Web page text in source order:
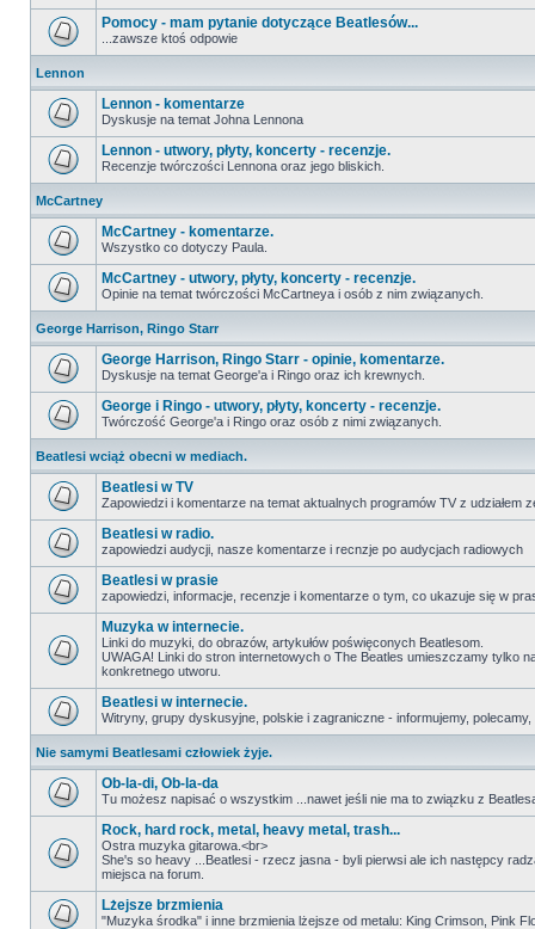
Pomocy - mam pytanie dotyczące Beatlesów...
...zawsze ktoś odpowie
Lennon
Lennon - komentarze
Dyskusje na temat Johna Lennona
Lennon - utwory, płyty, koncerty - recenzje.
Recenzje twórczości Lennona oraz jego bliskich.
McCartney
McCartney - komentarze.
Wszystko co dotyczy Paula.
McCartney - utwory, płyty, koncerty - recenzje.
Opinie na temat twórczości McCartneya i osób z nim związanych.
George Harrison, Ringo Starr
George Harrison, Ringo Starr - opinie, komentarze.
Dyskusje na temat George'a i Ringo oraz ich krewnych.
George i Ringo - utwory, płyty, koncerty - recenzje.
Twórczość George'a i Ringo oraz osób z nimi związanych.
Beatlesi wciąż obecni w mediach.
Beatlesi w TV
Zapowiedzi i komentarze na temat aktualnych programów TV z udziałem
Beatlesi w radio.
zapowiedzi audycji, nasze komentarze i recnzje po audycjach radiowych
Beatlesi w prasie
zapowiedzi, informacje, recenzje i komentarze o tym, co ukazuje się w
Muzyka w internecie.
Linki do muzyki, do obrazów, artykułów poświęconych Beatlesom.
UWAGA! Linki do stron internetowych o The Beatles umieszczamy tylko
konkretnego utworu.
Beatlesi w internecie.
Witryny, grupy dyskusyjne, polskie i zagraniczne - informujemy, polecamy,
Nie samymi Beatlesami człowiek żyje.
Ob-la-di, Ob-la-da
Tu możesz napisać o wszystkim ...nawet jeśli nie ma to związku z
Rock, hard rock, metal, heavy metal, trash...
Ostra muzyka gitarowa.<br>
She's so heavy ...Beatlesi - rzecz jasna - byli pierwsi ale ich następcy
miejsca na forum.
Lżejsze brzmienia
"Muzyka środka" i inne brzmienia lżejsze od metalu: King Crimson, Pink